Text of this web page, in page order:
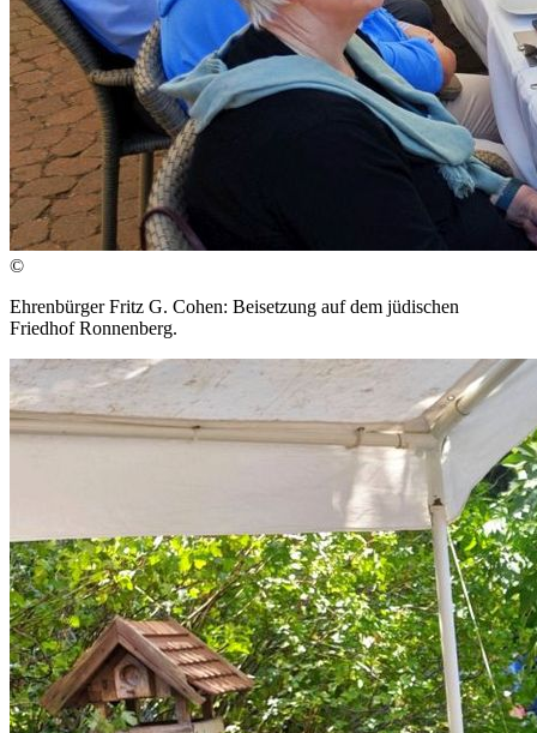
©
Ehrenbürger Fritz G. Cohen: Beisetzung auf dem jüdischen
Friedhof Ronnenberg.